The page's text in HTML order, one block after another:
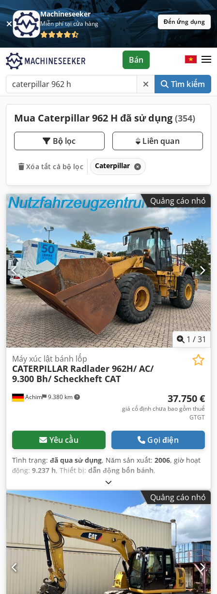
Machineseeker
Miễn phí tại cửa hàng Đến ứng dụng
Tìm kiếm
Bán
Mua Caterpillar 962 H đã sử dụng (354)
Bộ lọc Liên quan
Xóa tất cả bộ lọc Caterpillar
Quảng cáo nhỏ
1 /31
Achim 9.380 km
Máy xúc lật bánh lốp
CATERPILLAR Radlader 962H/ AC/
9.300 Bh/ Scheckheft CAT
37.750 €
giá cố định chưa bao gồm thuế
GTGT
Yêu cầu Gọi điện
Tình trạng: đã qua sử dụng, Năm sản xuất: 2006, giờ hoạt
động: 9.237 h, Thiết bị: dẫn động bốn bánh,
Quảng cáo nhỏ